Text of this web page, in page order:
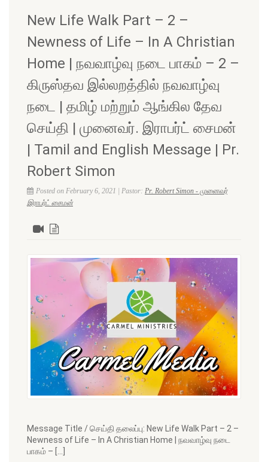
New Life Walk Part – 2 –
Newness of Life – In A Christian
Home | நவவாழ்வு நடை பாகம் – 2 –
கிருஸ்தவ இல்லறத்தில் நவவாழ்வு
நடை | தமிழ் மற்றும் ஆங்கில தேவ
செய்தி | முனைவர். இராபர்ட் சைமன்
| Tamil and English Message | Pr.
Robert Simon
Posted on February 6, 2021 | Pastor: Pr. Robert Simon - முனைவர்
இராபர்ட் சைமன்
Message Title / செய்தி தலைப்பு: New Life Walk Part – 2 –
Newness of Life – In A Christian Home | நவவாழ்வு நடை
பாகம் – […]